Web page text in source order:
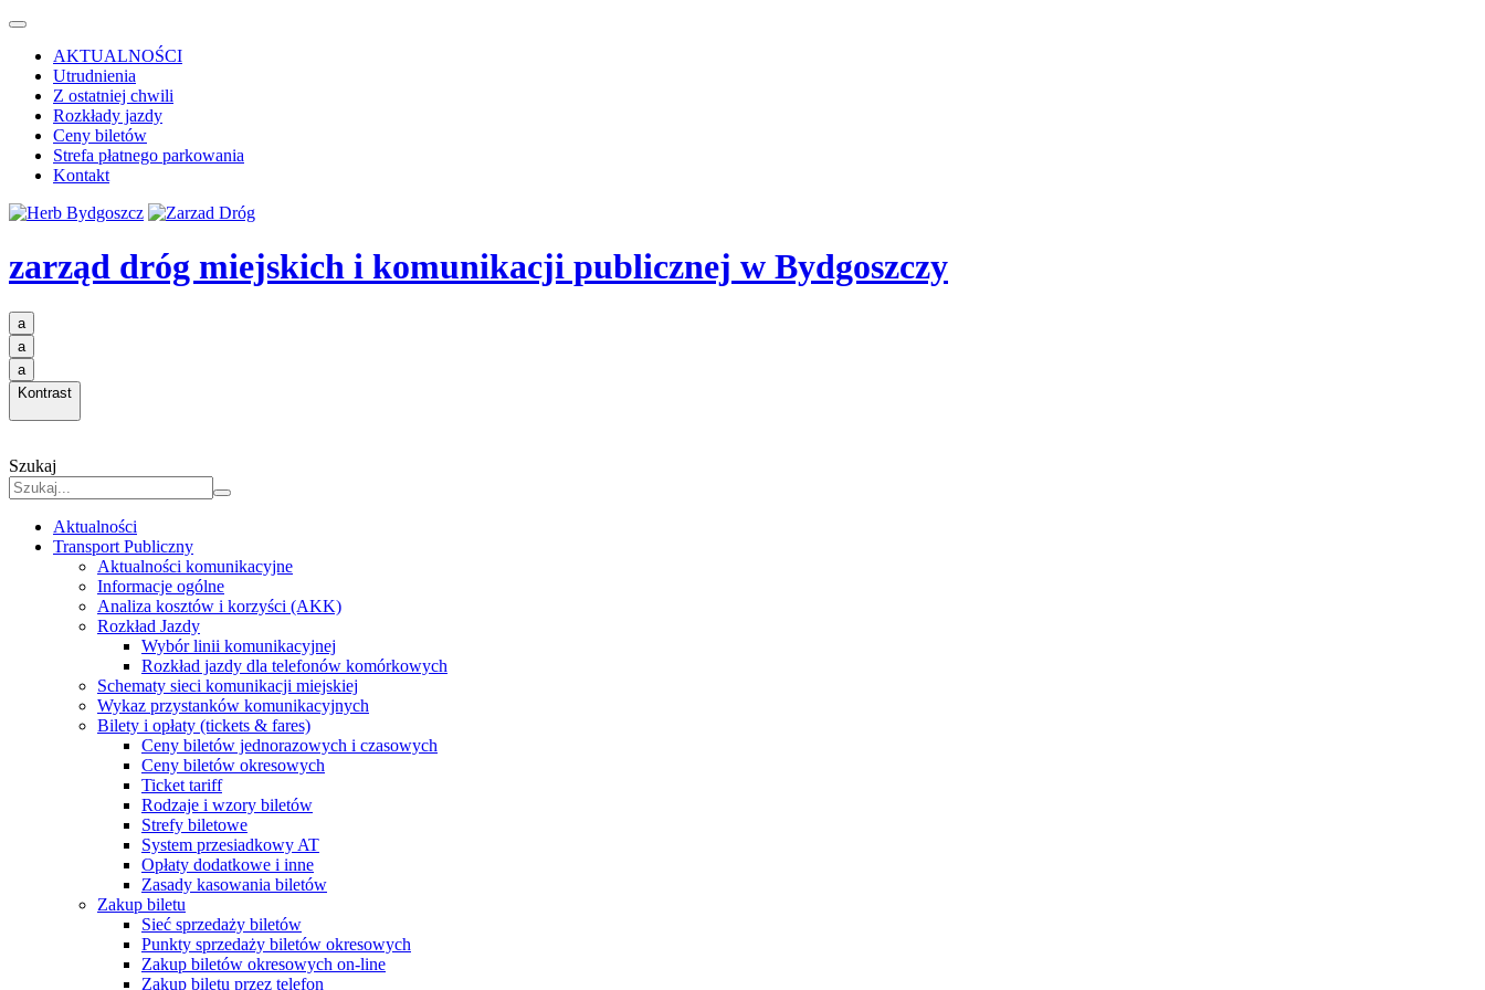
AKTUALNOŚCI
Utrudnienia
Z ostatniej chwili
Rozkłady jazdy
Ceny biletów
Strefa płatnego parkowania
Kontakt
zarząd dróg miejskich i komunikacji publicznej w Bydgoszczy
a
a
a
Kontrast
Szukaj
Aktualności
Transport Publiczny
Aktualności komunikacyjne
Informacje ogólne
Analiza kosztów i korzyści (AKK)
Rozkład Jazdy
Wybór linii komunikacyjnej
Rozkład jazdy dla telefonów komórkowych
Schematy sieci komunikacji miejskiej
Wykaz przystanków komunikacyjnych
Bilety i opłaty (tickets & fares)
Ceny biletów jednorazowych i czasowych
Ceny biletów okresowych
Ticket tariff
Rodzaje i wzory biletów
Strefy biletowe
System przesiadkowy AT
Opłaty dodatkowe i inne
Zasady kasowania biletów
Zakup biletu
Sieć sprzedaży biletów
Punkty sprzedaży biletów okresowych
Zakup biletów okresowych on-line
Zakup biletu przez telefon